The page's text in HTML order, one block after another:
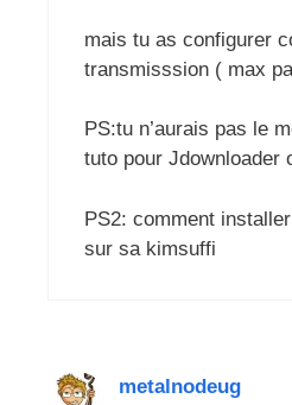
mais tu as configurer
transmisssion ( max
PS:tu n’aurais pas le
tuto pour Jdownloader
PS2: comment
sur sa kimsuffi
metalnodeug